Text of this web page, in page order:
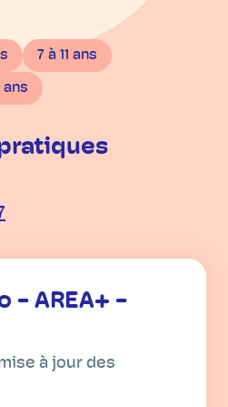
7 à 11 ans
ans
- AREA+ -
à jour des